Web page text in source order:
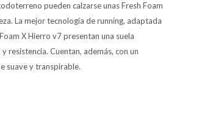
pueden calzarse unas Fresh Foam
La mejor tecnología de running, adaptada
X Hierro v7 presentan una suela
Cuentan, además, con un
suave y transpirable.